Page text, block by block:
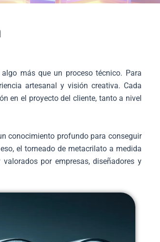
más que un proceso técnico. Para
artesanal y visión creativa. Cada
en el proyecto del cliente, tanto a nivel
conocimiento profundo para conseguir
el torneado de metacrilato a medida
por empresas, diseñadores y